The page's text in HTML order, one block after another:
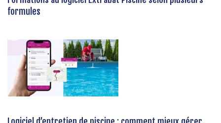
formules